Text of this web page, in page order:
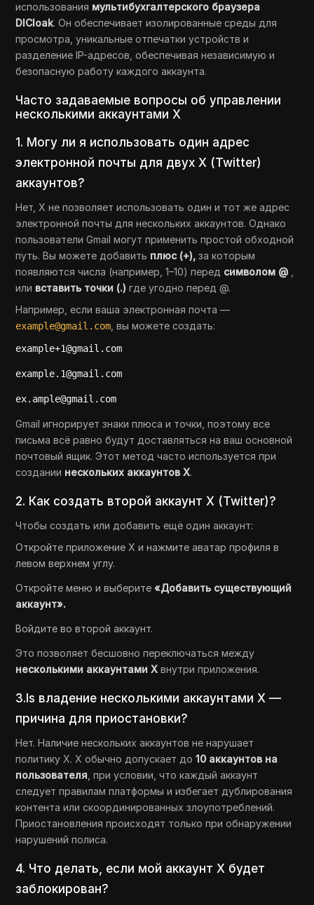
использования мультибухгалтерского браузера
DICloak. Он обеспечивает изолированные среды для
просмотра, уникальные отпечатки устройств и
разделение IP-адресов, обеспечивая независимую и
безопасную работу каждого аккаунта.
Часто задаваемые вопросы об управлении
несколькими аккаунтами X
1. Могу ли я использовать один адрес
электронной почты для двух X (Twitter)
аккаунтов?
Нет, X не позволяет использовать один и тот же адрес
электронной почты для нескольких аккаунтов. Однако
пользователи Gmail могут применить простой обходной
путь. Вы можете добавить плюс (+), за которым
появляются числа (например, 1–10) перед символом @
или вставить точки (.) где угодно перед @.
Например, если ваша электронная почта —
example@gmail.com , вы можете создать:
example+1@gmail.com
example.1@gmail.com
ex.ample@gmail.com
Gmail игнорирует знаки плюса и точки, поэтому все
письма всё равно будут доставляться на ваш основной
почтовый ящик. Этот метод часто используется при
создании нескольких аккаунтов X.
2. Как создать второй аккаунт X (Twitter)?
Чтобы создать или добавить ещё один аккаунт:
Откройте приложение X и нажмите аватар профиля в
левом верхнем углу.
Откройте меню и выберите«Добавить существующий
аккаунт».
Войдите во второй аккаунт.
Это позволяет бесшовно переключаться между
несколькими аккаунтами X внутри приложения.
3.Is владение несколькими аккаунтами X —
причина для приостановки?
Нет. Наличие нескольких аккаунтов не нарушает
политику X. X обычно допускает до10 аккаунтов на
пользователя , при условии, что каждый аккаунт
следует правилам платформы и избегает дублирования
контента или скоординированных злоупотреблений.
Приостановления происходят только при обнаружении
нарушений полиса.
4. Что делать, если мой аккаунт X будет
заблокирован?